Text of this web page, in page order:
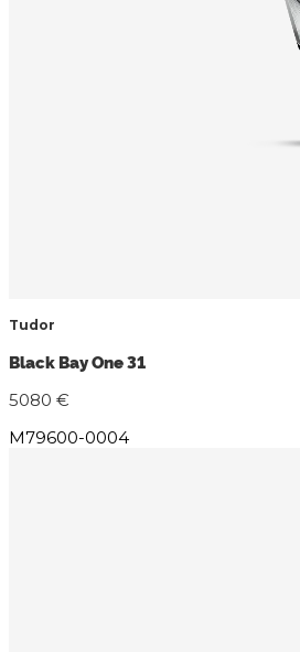
Tudor
Black Bay One 31
5080 €
M79600-0004